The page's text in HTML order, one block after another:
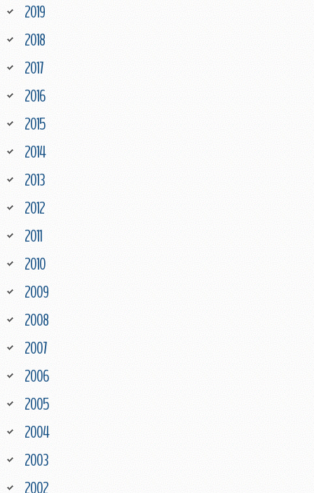
2019
2018
2017
2016
2015
2014
2013
2012
2011
2010
2009
2008
2007
2006
2005
2004
2003
2002